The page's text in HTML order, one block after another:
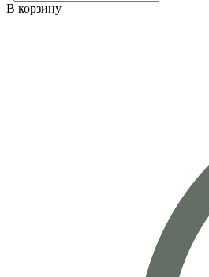
В корзину